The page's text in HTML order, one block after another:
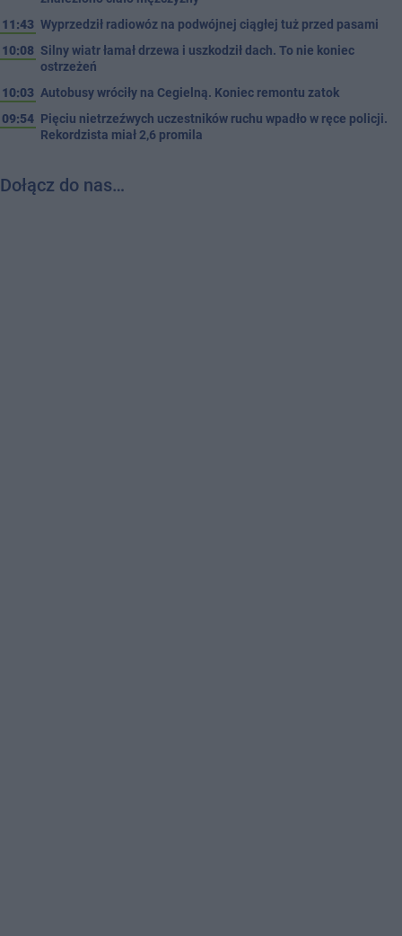
11:43 Wyprzedził radiowóz na podwójnej ciągłej tuż przed pasami
10:08 Silny wiatr łamał drzewa i uszkodził dach. To nie koniec
ostrzeżeń
10:03 Autobusy wróciły na Cegielną. Koniec remontu zatok
09:54 Pięciu nietrzeźwych uczestników ruchu wpadło w ręce policji.
Rekordzista miał 2,6 promila
Dołącz do nas…